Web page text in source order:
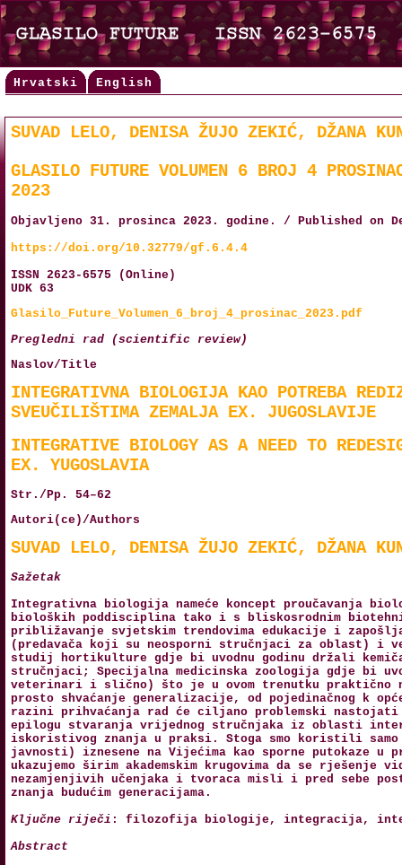
Hrvatski English
SUVAD LELO, DENISA ŽUJO ZEKIĆ, DŽANA
GLASILO FUTURE VOLUMEN 6 BROJ 4
2023
Objavljeno 31. prosinca 2023. godine. / Published on
https://doi.org/10.32779/gf.6.4.4
ISSN 2623-6575 (Online)
UDK 63
Glasilo_Future_Volumen_6_broj_4_prosinac_2023.pdf
Pregledni rad (scientific review)
Naslov/Title
INTEGRATIVNA BIOLOGIJA KAO POTREBA
SVEUČILIŠTIMA ZEMALJA EX. JUGOSLAVIJE
INTEGRATIVE BIOLOGY AS A NEED TO
EX. YUGOSLAVIA
Str./Pp. 54–62
Autori(ce)/Authors
SUVAD LELO, DENISA ŽUJO ZEKIĆ, DŽANA
Sažetak
Integrativna biologija nameće koncept proučavanja
bioloških poddisciplina tako i s bliskosrodnim
približavanje svjetskim trendovima edukacije i
(predavača koji su neosporni stručnjaci za oblast) i
studij hortikulture gdje bi uvodnu godinu držali
stručnjaci; Specijalna medicinska zoologija gdje bi
veterinari i slično) što je u ovom trenutku praktično
prosto shvaćanje generalizacije, od pojedinačnog k
razini prihvaćanja rad će ciljano problemski
epilogu stvaranja vrijednog stručnjaka iz oblasti
iskoristivog znanja u praksi. Stoga smo koristili
javnosti) iznesene na Vijećima kao sporne putokaze
ukazujemo širim akademskim krugovima da se
nezamjenjivih učenjaka i tvoraca misli i pred sebe
znanja budućim generacijama.
Ključne riječi : filozofija biologije, integracija,
Abstract